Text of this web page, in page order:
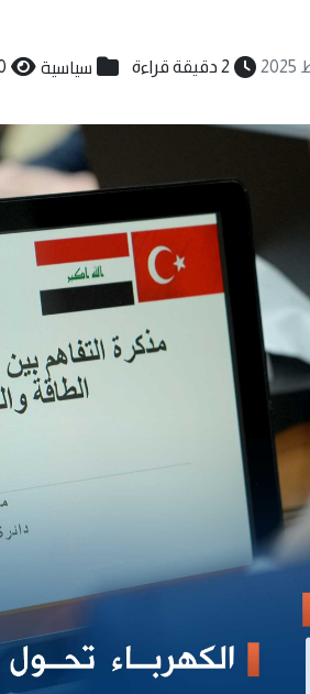
2 دقيقة قراءة سياسية